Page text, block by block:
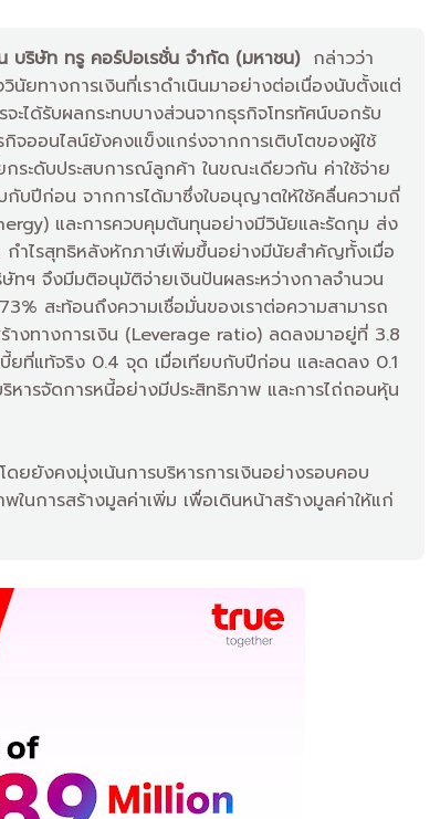
บริษัท ทรู คอร์ปอเรชั่น จำกัด (มหาชน)กล่าวว่า
นัยทางการเงินที่เราดำเนินมาอย่างต่อเนื่องนับตั้งแต่
ะได้รับผลกระทบบางส่วนจากธุรกิจโทรทัศน์บอกรับ
จออนไลน์ยังคงแข็งแกร่งจากการเติบโตของผู้ใช้
ระดับประสบการณ์ลูกค้า ในขณะเดียวกัน ค่าใช้จ่าย
บปีก่อน จากการได้มาซึ่งใบอนุญาตให้ใช้คลื่นความถี่
และการควบคุมต้นทุนอย่างมีวินัยและรัดกุม ส่ง
กำไรสุทธิหลังหักภาษีเพิ่มขึ้นอย่างมีนัยสำคัญทั้งเมื่อ
ฯ จึงมีมติอนุมัติจ่ายเงินปันผลระหว่างกาลจำนวน
สะท้อนถึงความเชื่อมั่นของเราต่อความสามารถ
างทางการเงิน (Leverage ratio) ลดลงมาอยู่ที่ 3.8
ยที่แท้จริง 0.4 จุด เมื่อเทียบกับปีก่อน และลดลง 0.1
ารจัดการหนี้อย่างมีประสิทธิภาพ และการไถ่ถอนหุ้น
ยยังคงมุ่งเน้นการบริหารการเงินอย่างรอบคอบ
นการสร้างมูลค่าเพิ่ม เพื่อเดินหน้าสร้างมูลค่าให้แก่